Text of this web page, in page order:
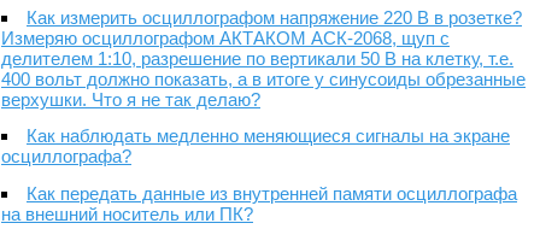
Как измерить осциллографом напряжение 220 В в розетке?
Измеряю осциллографом АКТАКОМ АСК-2068, щуп с
делителем 1:10, разрешение по вертикали 50 В на клетку, т.е.
400 вольт должно показать, а в итоге у синусоиды обрезанные
верхушки. Что я не так делаю?
Как наблюдать медленно меняющиеся сигналы на экране
осциллографа?
Как передать данные из внутренней памяти осциллографа
на внешний носитель или ПК?